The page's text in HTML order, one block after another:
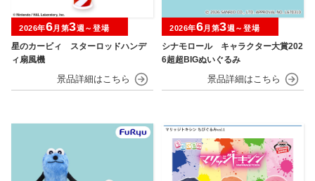
星のカービィ スターロッドハンデ
ィ扇風機
2026年6月第3週～登場
シナモロール キャラクター大賞202
6超超BIGぬいぐるみ
2026年6月第3週～登場